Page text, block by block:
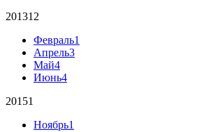
201312
Февраль1
Апрель3
Май4
Июнь4
20151
Ноябрь1